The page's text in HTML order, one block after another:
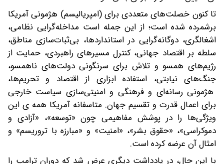
تا کنون خصلت‌های متعددی برای (امپریالیسم) هژمونی آمریکا
برشمرده شده است؛ از این جمله است مداخله‌گرایی نظامی،
اشغالگری، دوگانه‌گرایی در استانداردها، بی‌ثبات‌سازی مناطق،
سلطه بر اقتصاد جهانی، کنترل مسیرهای راهبردی، حمایت از
رژیم‌های همسو و تلاش برای سرنگونی دولت‌های ناهمسو،
جنگ‌های نیابتی، استفاده ابزاری از اقتصاد و تحریم‌ها،
هژمونی رسانه‌ای و فرهنگی و امنیتی‌سازی سیاست خارجی
برای اعمال قدرت و تقسیم جهان. متاسفانه آمریکا همه ی این
ویژگی‌ها را در پوشش مفاهیمی چون «توسعه»، «آزادی و
دموکراسی»، «حقوق بشر»، «امنیت» و «مبارزه با تروریسم» و
امثال آن عرضه کرده است.
با این حال، در یادداشت دیگری عرض شد که دوران ترامپ را